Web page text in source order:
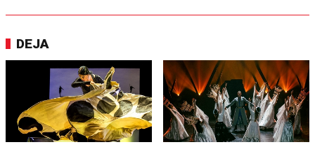
DEJA